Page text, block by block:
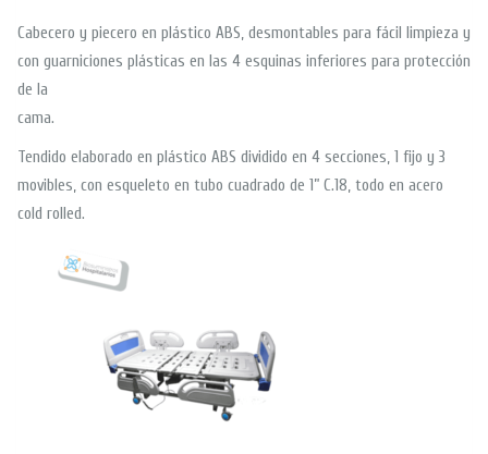
Cabecero y piecero en plástico ABS, desmontables para fácil limpieza y
con guarniciones plásticas en las 4 esquinas inferiores para protección
de la
cama.
Tendido elaborado en plástico ABS dividido en 4 secciones, 1 fijo y 3
movibles, con esqueleto en tubo cuadrado de 1” C.18, todo en acero
cold rolled.